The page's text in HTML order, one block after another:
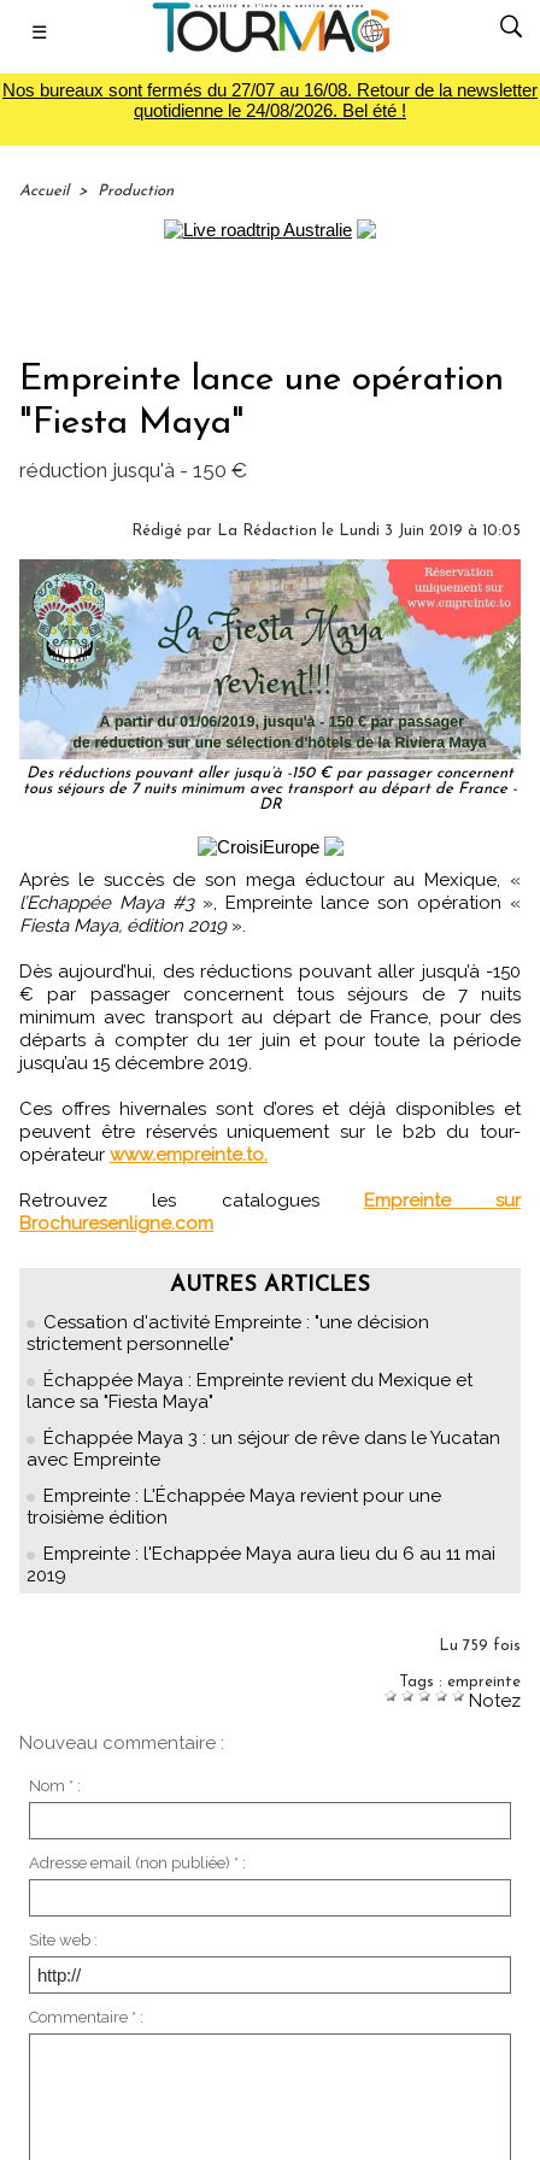
☰
Nos bureaux sont fermés du 27/07 au 16/08. Retour de la newsletter
quotidienne le 24/08/2026. Bel été !
Accueil > Production
Empreinte lance une opération
"Fiesta Maya"
réduction jusqu'à - 150 €
Rédigé par La Rédaction le Lundi 3 Juin 2019 à 10:05
Des réductions pouvant aller jusqu’à -150 € par passager concernent
tous séjours de 7 nuits minimum avec transport au départ de France -
DR
Après le succès de son mega éductour au Mexique, «
l’Echappée Maya #3», Empreinte lance son opération «
Fiesta Maya, édition 2019».
Dès aujourd’hui, des réductions pouvant aller jusqu’à -150
€ par passager concernent tous séjours de 7 nuits
minimum avec transport au départ de France, pour des
départs à compter du 1er juin et pour toute la période
jusqu’au 15 décembre 2019.
Ces offres hivernales sont d’ores et déjà disponibles et
peuvent être réservés uniquement sur le b2b du tour-
opérateur www.empreinte.to.
Retrouvez les catalogues
Empreinte sur
Brochuresenligne.com
AUTRES ARTICLES
Cessation d'activité Empreinte : "une décision
strictement personnelle"
Échappée Maya : Empreinte revient du Mexique et
lance sa "Fiesta Maya"
Échappée Maya 3 : un séjour de rêve dans le Yucatan
avec Empreinte
Empreinte : L'Échappée Maya revient pour une
troisième édition
Empreinte : l'Echappée Maya aura lieu du 6 au 11 mai
2019
Lu 759 fois
Tags : empreinte
Notez
Nouveau commentaire :
Nom * :
Adresse email (non publiée) * :
Site web :
Commentaire * :